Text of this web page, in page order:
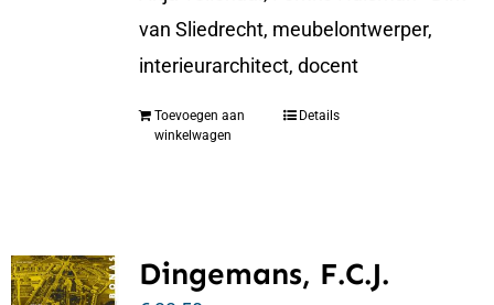
van Sliedrecht, meubelontwerper,
interieurarchitect, docent
Toevoegen aan
winkelwagen
Details
Dingemans, F.C.J.